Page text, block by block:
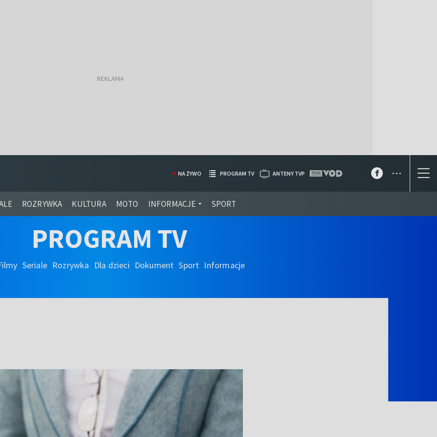
ROZRYWKA KULTURA MOTO INFORMACJE SPORT
NA ŻYWO PROGRAM TV ANTENY TVP ...
PROGRAM TV
Seriale Rozrywka Dla dzieci Dokument Sport Informacje